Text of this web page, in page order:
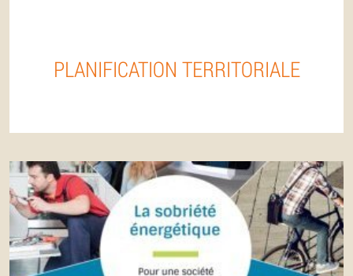
PLANIFICATION TERRITORIALE